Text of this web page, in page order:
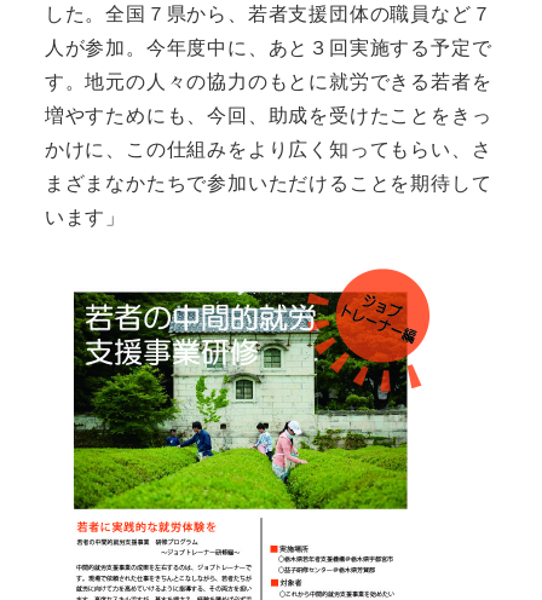
した。全国７県から、若者支援団体の職員など７
人が参加。今年度中に、あと３回実施する予定で
す。地元の人々の協力のもとに就労できる若者を
増やすためにも、今回、助成を受けたことをきっ
かけに、この仕組みをより広く知ってもらい、さ
まざまなかたちで参加いただけることを期待して
います」